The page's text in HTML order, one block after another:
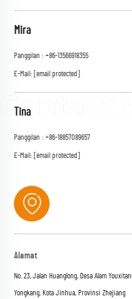
Mira
Panggilan : +86-13566918355
E-Mail: [email protected]
Tina
Panggilan : +86-18857089657
E-Mail: [email protected]
Alamat
No. 23, Jalan Huanglong, Desa Alam
Yongkang, Kota Jinhua, Provinsi Zhejiang